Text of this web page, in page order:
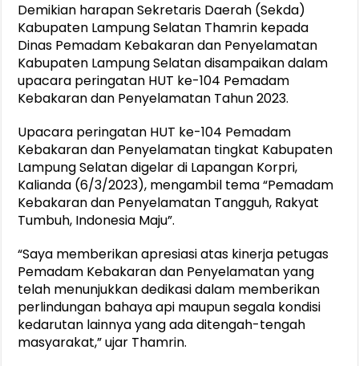
Demikian harapan Sekretaris Daerah (Sekda)
Kabupaten Lampung Selatan Thamrin kepada
Dinas Pemadam Kebakaran dan Penyelamatan
Kabupaten Lampung Selatan disampaikan dalam
upacara peringatan HUT ke-104 Pemadam
Kebakaran dan Penyelamatan Tahun 2023.
Upacara peringatan HUT ke-104 Pemadam
Kebakaran dan Penyelamatan tingkat Kabupaten
Lampung Selatan digelar di Lapangan Korpri,
Kalianda (6/3/2023), mengambil tema “Pemadam
Kebakaran dan Penyelamatan Tangguh, Rakyat
Tumbuh, Indonesia Maju”.
“Saya memberikan apresiasi atas kinerja petugas
Pemadam Kebakaran dan Penyelamatan yang
telah menunjukkan dedikasi dalam memberikan
perlindungan bahaya api maupun segala kondisi
kedarutan lainnya yang ada ditengah-tengah
masyarakat,” ujar Thamrin.